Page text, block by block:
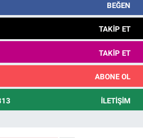
BEĞEN
TAKIP ET
TAKIP ET
ABONE OL
İLETIŞIM